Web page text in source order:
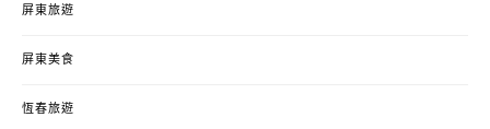
屏東旅遊
屏東美食
恆春旅遊